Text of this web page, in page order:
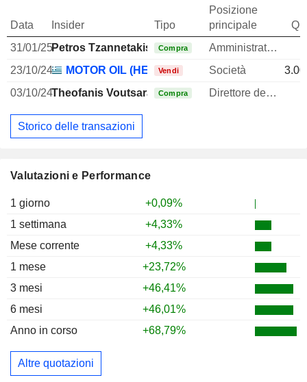
Valutazioni e Performance
1 giorno
+0,09%
1 settimana
+4,33%
Mese corrente
+4,33%
1 mese
+23,72%
3 mesi
+46,41%
6 mesi
+46,01%
Anno in corso
+68,79%
Altre quotazioni
Data Insider Tipo
Posizione
principale
31/01/25Petros Tzannetakis Compra
Amministratore
23/10/24
MOTOR OIL (HELLAS) CORINTH
Vendi Società
03/10/24Theofanis VoutsarasCompra Direttore delle risorse umane
Storico delle transazioni